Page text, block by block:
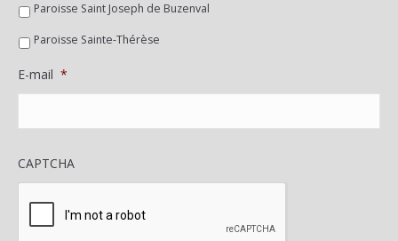
Paroisse Saint Joseph de Buzenval
Paroisse Sainte-Thérèse
E-mail *
CAPTCHA